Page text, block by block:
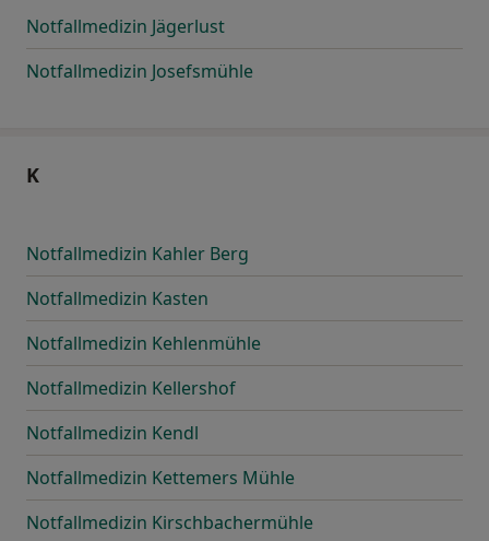
Notfallmedizin Jägerlust
Notfallmedizin Josefsmühle
K
Notfallmedizin Kahler Berg
Notfallmedizin Kasten
Notfallmedizin Kehlenmühle
Notfallmedizin Kellershof
Notfallmedizin Kendl
Notfallmedizin Kettemers Mühle
Notfallmedizin Kirschbachermühle